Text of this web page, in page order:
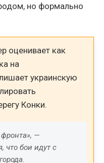
но формально
оценивает как
на
украинскую
Конки.
—
что бои идут с